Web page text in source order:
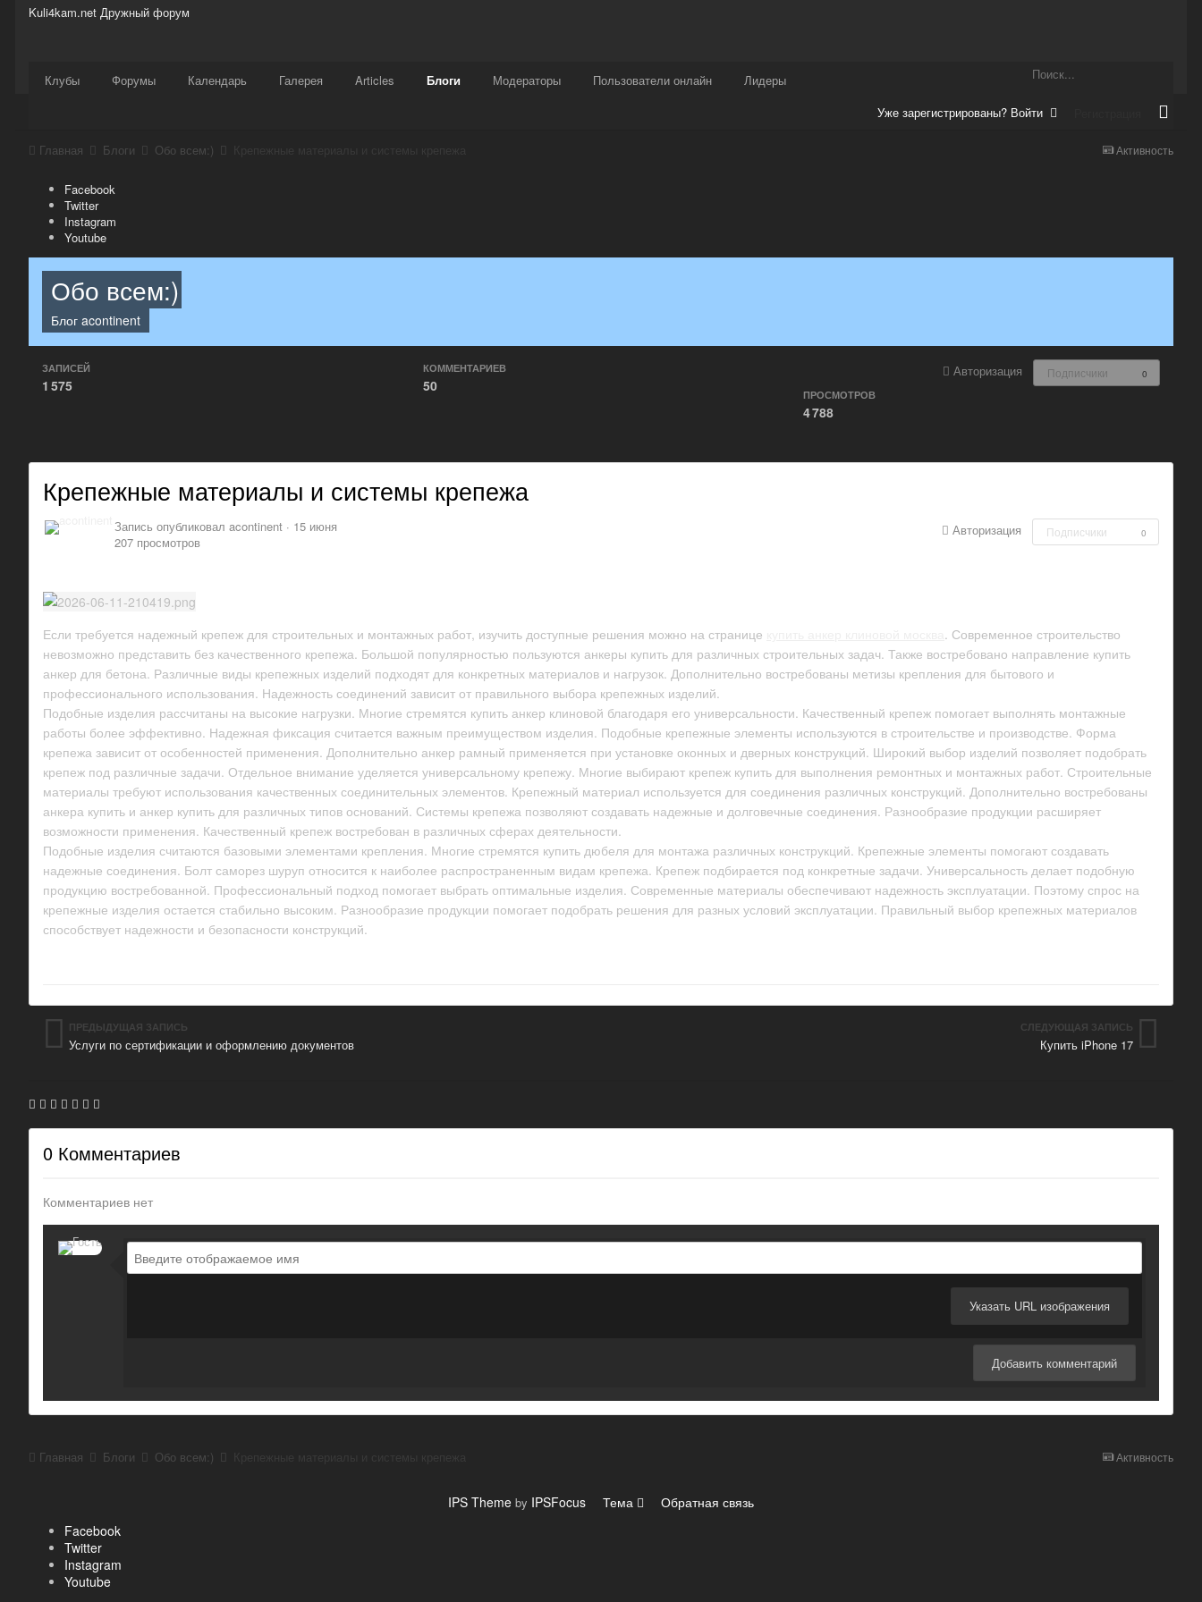
Kuli4kam.net Дружный форум
Сайт
Клубы Форумы Календарь Галерея Articles Блоги Модераторы Пользователи онлайн Лидеры
Активность Support Магазин Награды Чат Больше
Уже зарегистрированы? Войти
Активность
Главная Блоги Обо всем:)
Facebook
Twitter
Instagram
Youtube
Обо всем:)
Блог acontinent
Авторизация Подписчики 0
ЗАПИСЕЙ
1 575
КОММЕНТАРИЕВ
50
ПРОСМОТРОВ
4 788
Крепежные материалы и системы крепежа
Авторизация Подписчики 0
Запись опубликовал acontinent · 15 июня
207 просмотров
Если требуется надежный крепеж для строительных и монтажных работ, изучить доступные решения можно на странице
. Современное строительство
невозможно представить без качественного крепежа. Большой популярностью пользуются анкеры купить для различных строительных задач. Также востребовано направление купить
анкер для бетона. Различные виды крепежных изделий подходят для конкретных материалов и нагрузок. Дополнительно востребованы метизы крепления для бытового и
профессионального использования. Надежность соединений зависит от правильного выбора крепежных изделий.
Подобные изделия рассчитаны на высокие нагрузки. Многие стремятся купить анкер клиновой благодаря его универсальности. Качественный крепеж помогает выполнять монтажные
работы более эффективно. Надежная фиксация считается важным преимуществом изделия. Подобные крепежные элементы используются в строительстве и производстве. Форма
крепежа зависит от особенностей применения. Дополнительно анкер рамный применяется при установке оконных и дверных конструкций. Широкий выбор изделий позволяет подобрать
крепеж под различные задачи. Отдельное внимание уделяется универсальному крепежу. Многие выбирают крепеж купить для выполнения ремонтных и монтажных работ. Строительные
материалы требуют использования качественных соединительных элементов. Крепежный материал используется для соединения различных конструкций. Дополнительно востребованы
анкера купить и анкер купить для различных типов оснований. Системы крепежа позволяют создавать надежные и долговечные соединения. Разнообразие продукции расширяет
возможности применения. Качественный крепеж востребован в различных сферах деятельности.
Подобные изделия считаются базовыми элементами крепления. Многие стремятся купить дюбеля для монтажа различных конструкций. Крепежные элементы помогают создавать
надежные соединения. Болт саморез шуруп относится к наиболее распространенным видам крепежа. Крепеж подбирается под конкретные задачи. Универсальность делает подобную
продукцию востребованной. Профессиональный подход помогает выбрать оптимальные изделия. Современные материалы обеспечивают надежность эксплуатации. Поэтому спрос на
крепежные изделия остается стабильно высоким. Разнообразие продукции помогает подобрать решения для разных условий эксплуатации. Правильный выбор крепежных материалов
способствует надежности и безопасности конструкций.
ПРЕДЫДУЩАЯ ЗАПИСЬ
Услуги по сертификации и оформлению документов
СЛЕДУЮЩАЯ ЗАПИСЬ
Купить iPhone 17
0 Комментариев
Комментариев нет
Указать URL изображения
Добавить комментарий
Активность
Главная Блоги Обо всем:)
IPS Theme by IPSFocus Тема
Обратная связь
Facebook
Twitter
Instagram
Youtube